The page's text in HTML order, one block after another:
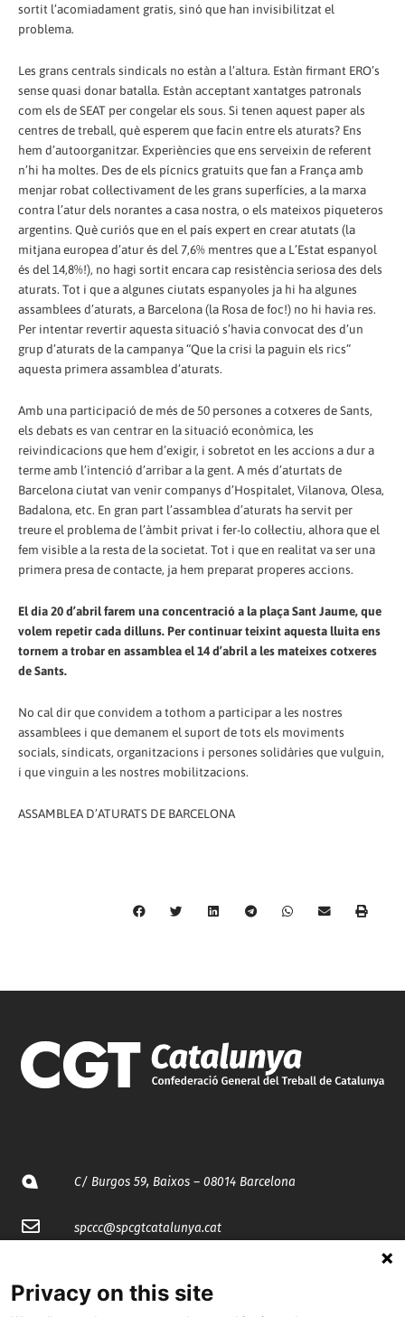
sortit l’acomiadament gratis, sinó que han invisibilitzat el
problema.
Les grans centrals sindicals no estàn a l’altura. Estàn firmant ERO’s
sense quasi donar batalla. Estàn acceptant xantatges patronals
com els de SEAT per congelar els sous. Si tenen aquest paper als
centres de treball, què esperem que facin entre els aturats? Ens
hem d’autoorganitzar. Experiències que ens serveixin de referent
n’hi ha moltes. Des de els pícnics gratuits que fan a França amb
menjar robat col·lectivament de les grans superfícies, a la marxa
contra l’atur dels norantes a casa nostra, o els mateixos piqueteros
argentins. Què curiós que en el país expert en crear atutats (la
mitjana europea d’atur és del 7,6% mentres que a L’Estat espanyol
és del 14,8%!), no hagi sortit encara cap resistència seriosa des dels
aturats. Tot i que a algunes ciutats espanyoles ja hi ha algunes
assamblees d’aturats, a Barcelona (la Rosa de foc!) no hi havia res.
Per intentar revertir aquesta situació s’havia convocat des d’un
grup d’aturats de la campanya “Que la crisi la paguin els rics”
aquesta primera assamblea d’aturats.
Amb una participació de més de 50 persones a cotxeres de Sants,
els debats es van centrar en la situació econòmica, les
reivindicacions que hem d’exigir, i sobretot en les accions a dur a
terme amb l’intenció d’arribar a la gent. A més d’aturtats de
Barcelona ciutat van venir companys d’Hospitalet, Vilanova, Olesa,
Badalona, etc. En gran part l’assamblea d’aturats ha servit per
treure el problema de l’àmbit privat i fer-lo col·lectiu, alhora que el
fem visible a la resta de la societat. Tot i que en realitat va ser una
primera presa de contacte, ja hem preparat properes accions.
El dia 20 d’abril farem una concentració a la plaça Sant Jaume, que
volem repetir cada dilluns. Per continuar teixint aquesta lluita ens
tornem a trobar en assamblea el 14 d’abril a les mateixes cotxeres
de Sants.
No cal dir que convidem a tothom a participar a les nostres
assamblees i que demanem el suport de tots els moviments
socials, sindicats, organitzacions i persones solidàries que vulguin,
i que vinguin a les nostres mobilitzacions.
ASSAMBLEA D’ATURATS DE BARCELONA
C/ Burgos 59, Baixos – 08014 Barcelona
spccc@spcgtcatalunya.cat
Privacy on this site